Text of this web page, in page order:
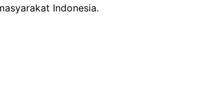
Indonesia.